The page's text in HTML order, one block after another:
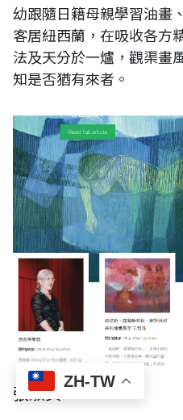
ZH-TW
幼跟隨日籍母親學習油畫
客居紐西蘭，在吸收各方
法及天分於一爐，觀渠畫
知是否猶有來者。
張淑美